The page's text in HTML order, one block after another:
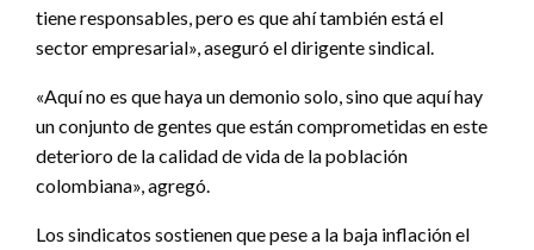
tiene responsables, pero es que ahí también está el
sector empresarial», aseguró el dirigente sindical.
«Aquí no es que haya un demonio solo, sino que aquí hay
un conjunto de gentes que están comprometidas en este
deterioro de la calidad de vida de la población
colombiana», agregó.
Los sindicatos sostienen que pese a la baja inflación el